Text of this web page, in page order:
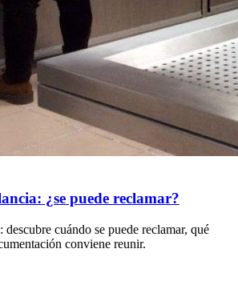
¿se puede reclamar?
descubre cuándo se puede reclamar, qué
conviene reunir.